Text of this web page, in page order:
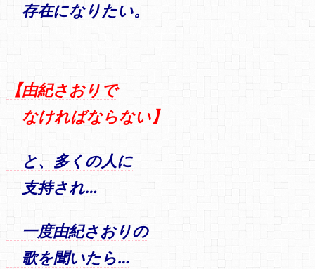
存在になりたい。
【由紀さおりで
なければならない】
と、多くの人に
支持され…
一度由紀さおりの
歌を聞いたら…